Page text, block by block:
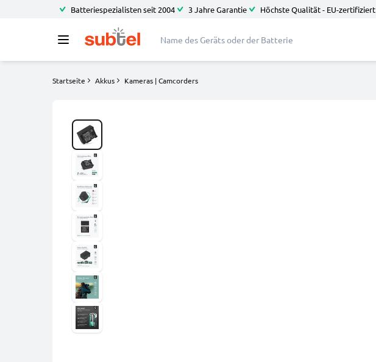
Batteriespezialisten seit 2004 3 Jahre Garantie Höchste Qualität - EU-zertifiziert
Startseite Akkus Kameras | Camcorders